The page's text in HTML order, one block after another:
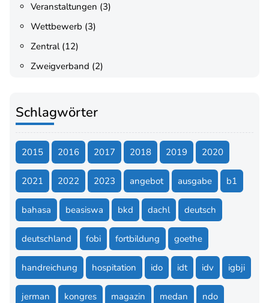
Veranstaltungen (3)
Wettbewerb (3)
Zentral(12)
Zweigverband (2)
Schlagwörter
2015 2016 2017 2018 2019 2020
2021 2022 2023 angebot ausgabe b1
bahasa beasiswa bkd dachl deutsch
deutschland fobi fortbildung goethe
handreichung hospitation ido idt idv igbji
jerman kongres magazin medan ndo